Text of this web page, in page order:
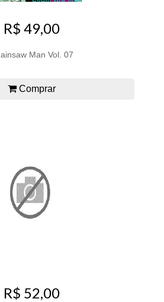
R$ 49,00
Man Vol. 07
Comprar
R$ 52,00